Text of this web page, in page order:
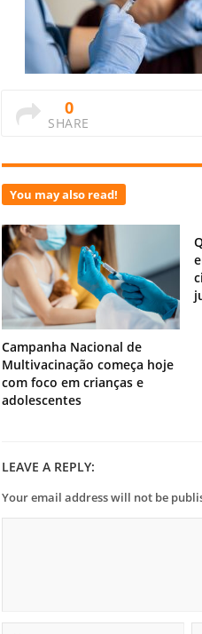
0
SHARE
You may also read!
Campanha Nacional de
Multivacinação começa hoje
com foco em crianças e
adolescentes
LEAVE A REPLY:
Your email address will not be